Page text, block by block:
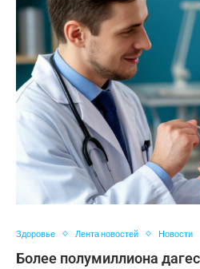
Здоровье Лента новостей Новости
Более полумиллиона